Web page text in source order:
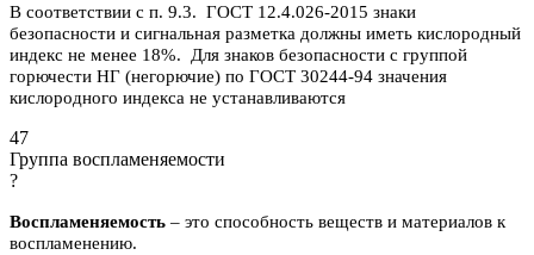
В соответствии с п. 9.3. ГОСТ 12.4.026-2015 знаки
безопасности и сигнальная разметка должны иметь кислородный
индекс не менее 18%. Для знаков безопасности с группой
горючести НГ (негорючие) по ГОСТ 30244-94 значения
кислородного индекса не устанавливаются
47
Группа воспламеняемости
?
Воспламеняемость – это способность веществ и материалов к
воспламенению.